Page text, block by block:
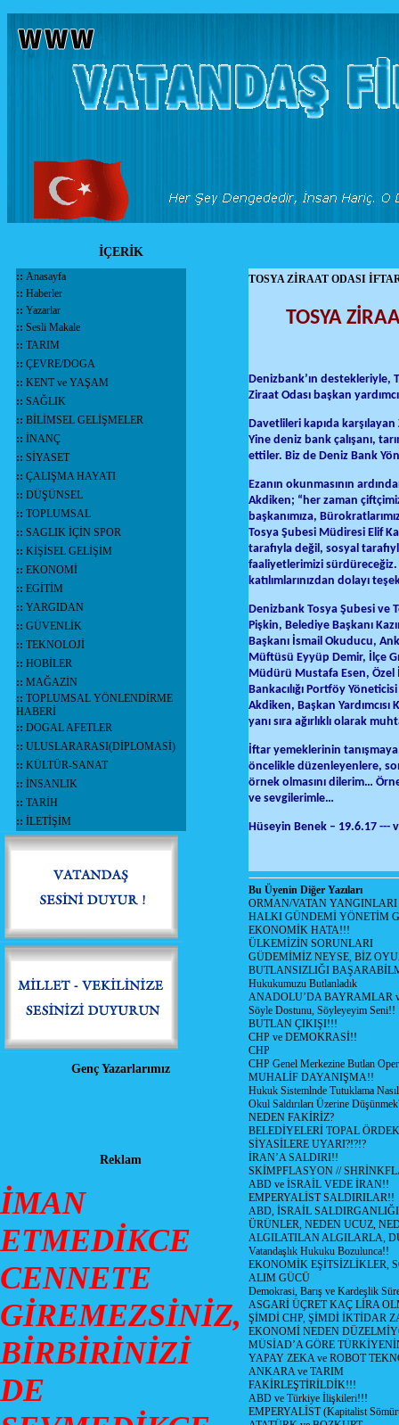
İÇERİK
:: Anasayfa
:: Haberler
:: Yazarlar
:: Sesli Makale
:: TARIM
:: ÇEVRE/DOGA
:: KENT ve YAŞAM
:: SAĞLIK
:: BİLİMSEL GELİŞMELER
:: İNANÇ
:: SİYASET
:: ÇALIŞMA HAYATI
:: DÜŞÜNSEL
:: TOPLUMSAL
:: SAGLIK İÇİN SPOR
:: KİŞİSEL GELİŞİM
:: EKONOMİ
:: EGİTİM
:: YARGIDAN
:: GÜVENLİK
:: TEKNOLOJİ
:: HOBİLER
:: MAĞAZİN
:: TOPLUMSAL YÖNLENDİRME
HABERİ
:: DOGAL AFETLER
:: ULUSLARARASI(DİPLOMASİ)
:: KÜLTÜR-SANAT
:: İNSANLIK
:: TARİH
:: İLETİŞİM
Genç Yazarlarımız
Reklam
İMAN
ETMEDİKCE
CENNETE
GİREMEZSİNİZ,
BİRBİRİNİZİ
DE
TOSYA ZİRAAT ODASI
TOSYA
Denizbank’ın destekleriyle,
Ziraat Odası başkan
Davetlileri kapıda
Yine deniz bank çalışanı,
ettiler. Biz de Deniz Bank
Ezanın okunmasının
Akdiken; “her zaman
başkanımıza,
Tosya Şubesi Müdiresi Elif
tarafıyla değil, sosyal
faaliyetlerimizi
katılımlarınızdan dolayı
Denizbank Tosya Şubesi ve
Pişkin, Belediye Başkanı
Başkanı İsmail Okuducu,
Müftüsü Eyyüp Demir, İlçe
Müdürü Mustafa Esen, Özel
Bankacılığı Portföy
Akdiken, Başkan
yanı sıra ağırlıklı olarak
İftar yemeklerinin
öncelikle düzenleyenlere,
örnek olmasını dilerim…
ve sevgilerimle…
Hüseyin Benek – 19.6.17 ---
Bu Üyenin Diğer Yazıları
ORMAN/VATAN
HALKI GÜNDEMİ YÖNETİM
EKONOMİK HATA!!!
ÜLKEMİZİN SORUNLARI
GÜDEMİMİZ NEYSE, BİZ
BUTLANSIZLIĞI
Hukukumuzu Butlanladık
ANADOLU’DA BAYRAMLAR
Söyle Dostunu, Söyleyeyim Seni!!
BUTLAN ÇIKIŞI!!!
CHP ve DEMOKRASİ!!
CHP
CHP Genel Merkezine Butlan
MUHALİF DAYANIŞMA!!
Hukuk Sistemlnde Tutuklama
Okul Saldırıları Üzerine
NEDEN FAKİRİZ?
BELEDİYELERİ TOPAL
SİYASİLERE UYARI?!?!?
İRAN’A SALDIRI!!
SKİMPFLASYON //
ABD ve İSRAİL VEDE İRAN!!
EMPERYALİST SALDIRILAR!!
ABD, İSRAİL SALDIRGANLIĞI
ÜRÜNLER, NEDEN UCUZ,
ALGILATILAN ALGILARLA,
Vatandaşlık Hukuku Bozulunca!!
EKONOMİK EŞİTSİZLİKLER,
ALIM GÜCÜ
Demokrasi, Barış ve Kardeşlik
ASGARİ ÜÇRET KAÇ LİRA
ŞİMDİ CHP, ŞİMDİ İKTİDAR
EKONOMİ NEDEN
MÜSİAD’A GÖRE
YAPAY ZEKA ve ROBOT
ANKARA ve TARIM
FAKİRLEŞTİRİLDİK!!!
ABD ve Türkiye İlişkileri!!!
EMPERYALİST (Kapitalist